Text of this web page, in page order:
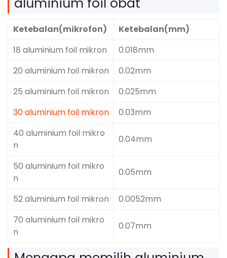
Ketebalan(mikrofon)
Ketebalan(mm)
18 aluminium foil mikron
0.018mm
20 aluminium foil mikron
0.02mm
25 aluminium foil mikron
0.025mm
30 aluminium foil mikron
0.03mm
40 aluminium foil mikro
n
0.04mm
50 aluminium foil mikro
n
0.05mm
52 aluminium foil mikron
0.0052mm
70 aluminium foil mikro
n
0.07mm